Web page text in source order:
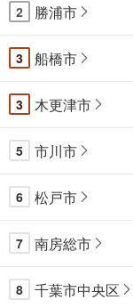
2 勝浦市
3 船橋市
3 木更津市
5 市川市
6 松戸市
7 南房総市
8 千葉市中央区